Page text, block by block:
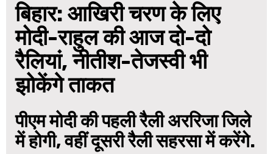
बिहार: आखिरी चरण के लिए
मोदी-राहुल की आज दो-दो
रैलियां, नीतीश-तेजस्वी भी
झोकेंगे ताकत
पीएम मोदी की पहली रैली अररिजा जिले
में होगी, वहीं दूसरी रैली सहरसा में करेंगे.